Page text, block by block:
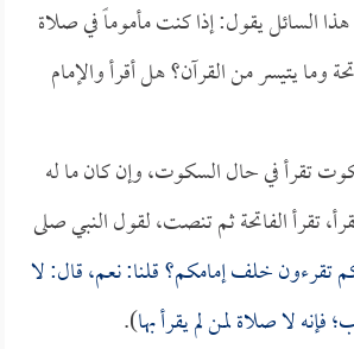
السائل يقول: إذا كنت مأموماً في صلاة
وما يتيسر من القرآن؟ هل أقرأ والإمام
تقرأ في حال السكوت، وإن كان ما له
تقرأ الفاتحة ثم تنصت، لقول النبي صلى
تقرءون خلف إمامكم؟ قلنا: نعم، قال: لا
فإنه لا صلاة لمن لم يقرأ بها).